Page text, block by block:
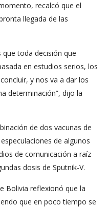
recalcó que el
llegada de las
toda decisión que
en estudios serios, los
y nos va a dar los
determinación”, dijo la
de dos vacunas de
de algunos
de comunicación a raíz
dosis de Sputnik-V.
Bolivia reflexionó que la
que en poco tiempo se